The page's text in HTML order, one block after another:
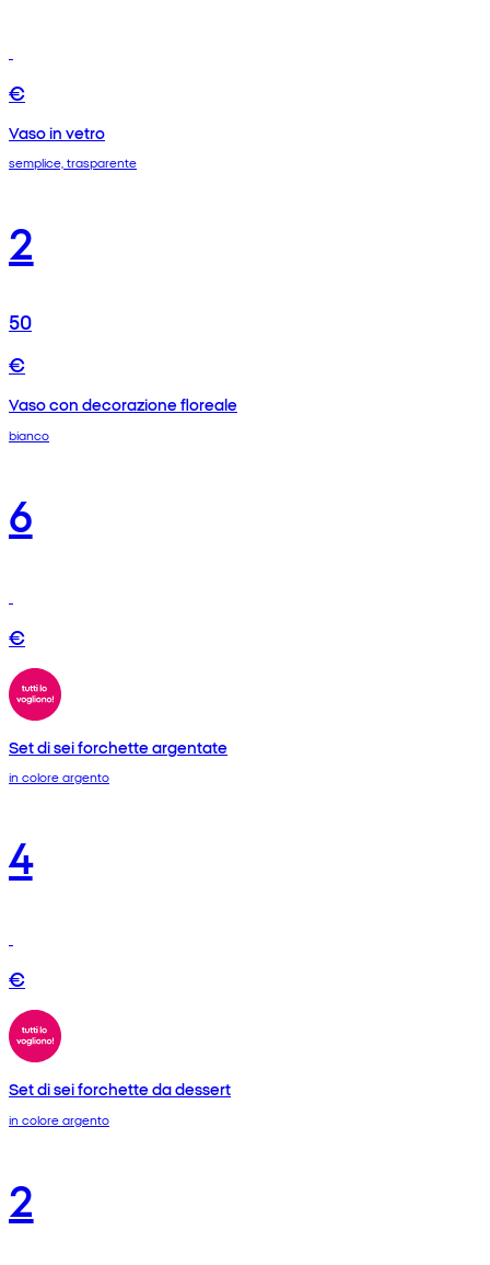
€
Vaso in vetro
semplice, trasparente
2
50
€
Vaso con decorazione floreale
bianco
6
€
Set di sei forchette argentate
in colore argento
4
€
Set di sei forchette da dessert
in colore argento
2